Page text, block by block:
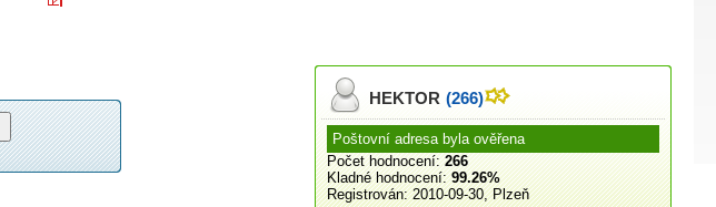
HEKTOR (266)
Poštovní adresa byla ověřena
Počet hodnocení: 266
Kladné hodnocení: 99.26%
Registrován: 2010-09-30, Plzeň